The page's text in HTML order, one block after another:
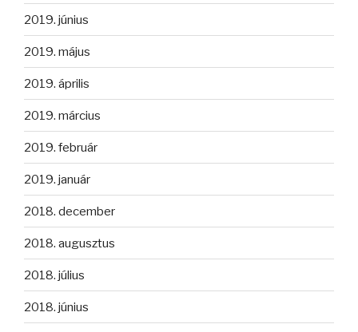
2019. június
2019. május
2019. április
2019. március
2019. február
2019. január
2018. december
2018. augusztus
2018. július
2018. június